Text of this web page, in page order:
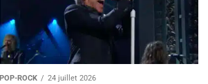
POP-ROCK 24 juillet 2026